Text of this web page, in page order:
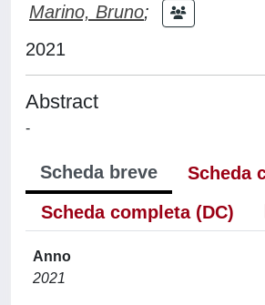
Marino, Bruno;
2021
Abstract
-
Scheda breve
Scheda
Scheda completa (DC)
Anno
2021